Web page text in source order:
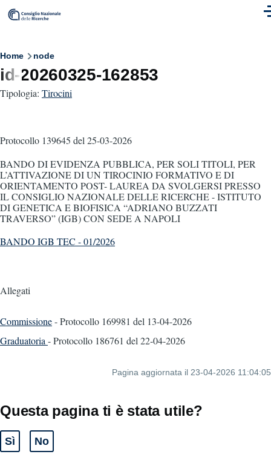
Skip to main content
Breadcrumb
Home node
id-20260325-162853
Tipologia: Tirocini
Protocollo 139645 del 25-03-2026
BANDO DI EVIDENZA PUBBLICA, PER SOLI TITOLI, PER
L’ATTIVAZIONE DI UN TIROCINIO FORMATIVO E DI
ORIENTAMENTO POST- LAUREA DA SVOLGERSI PRESSO
IL CONSIGLIO NAZIONALE DELLE RICERCHE - ISTITUTO
DI GENETICA E BIOFISICA “ADRIANO BUZZATI
TRAVERSO” (IGB) CON SEDE A NAPOLI
BANDO IGB TEC - 01/2026
Allegati
Commissione- Protocollo 169981 del 13-04-2026
Graduatoria - Protocollo 186761 del 22-04-2026
Pagina aggiornata il 23-04-2026 11:04:05
Questa pagina ti è stata utile?
Sì